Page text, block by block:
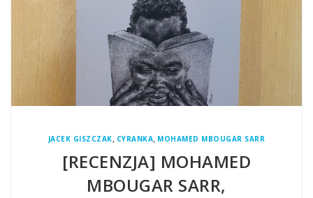
JACEK GISZCZAK, CYRANKA, MOHAMED MBOUGAR SARR
[RECENZJA] MOHAMED
MBOUGAR SARR,